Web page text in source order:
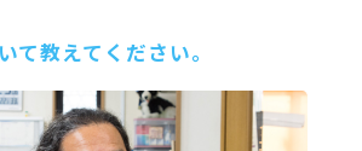
て教えてください。